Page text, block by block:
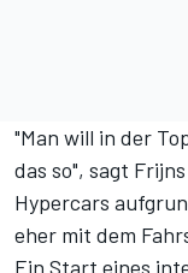
"Man will in der
das so", sagt
Hypercars
eher mit dem
Ein Start eines